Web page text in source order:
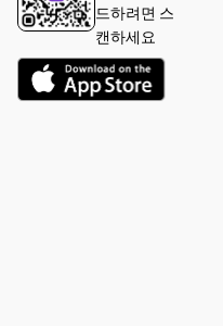
드하려면 스
캔하세요